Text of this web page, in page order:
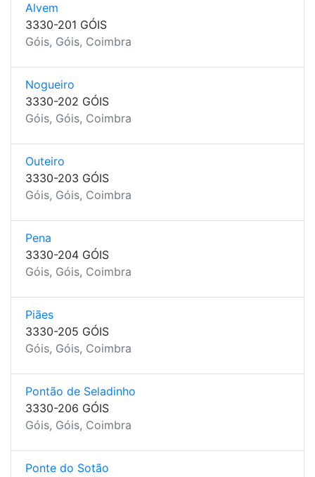
Alvem
3330-201 GÓIS
Góis, Góis, Coimbra
Nogueiro
3330-202 GÓIS
Góis, Góis, Coimbra
Outeiro
3330-203 GÓIS
Góis, Góis, Coimbra
Pena
3330-204 GÓIS
Góis, Góis, Coimbra
Piães
3330-205 GÓIS
Góis, Góis, Coimbra
Pontão de Seladinho
3330-206 GÓIS
Góis, Góis, Coimbra
Ponte do Sotão